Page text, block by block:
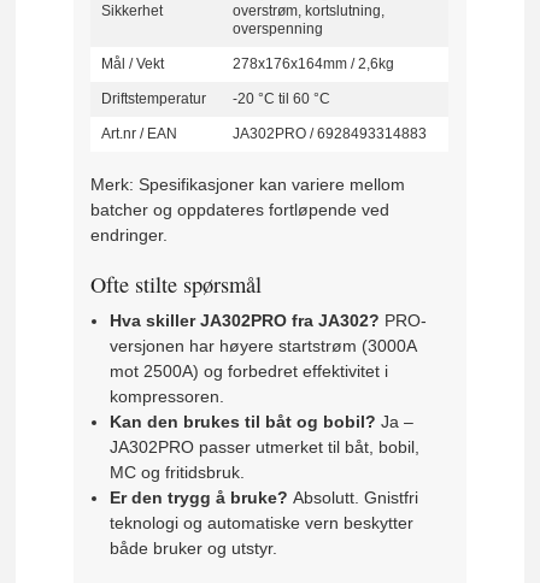
Sikkerhet
overstrøm, kortslutning,
overspenning
Mål / Vekt 278x176x164mm / 2,6kg
Driftstemperatur -20 °C til 60 °C
Art.nr / EAN JA302PRO / 6928493314883
Merk: Spesifikasjoner kan variere mellom
batcher og oppdateres fortløpende ved
endringer.
Ofte stilte spørsmål
Hva skiller JA302PRO fra JA302? PRO-
versjonen har høyere startstrøm (3000A
mot 2500A) og forbedret effektivitet i
kompressoren.
Kan den brukes til båt og bobil? Ja –
JA302PRO passer utmerket til båt, bobil,
MC og fritidsbruk.
Er den trygg å bruke? Absolutt. Gnistfri
teknologi og automatiske vern beskytter
både bruker og utstyr.